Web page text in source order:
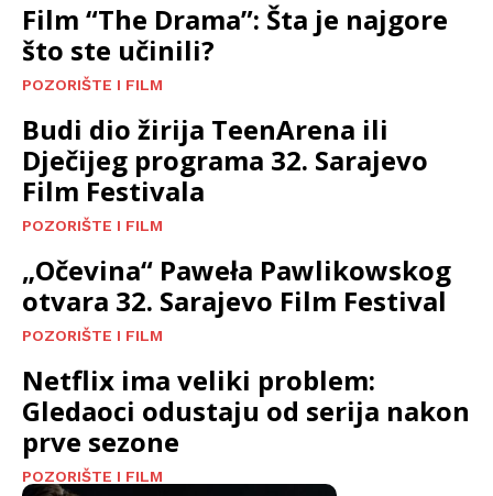
Film “The Drama”: Šta je najgore
što ste učinili?
POZORIŠTE I FILM
Budi dio žirija TeenArena ili
Dječijeg programa 32. Sarajevo
Film Festivala
POZORIŠTE I FILM
„Očevina“ Paweła Pawlikowskog
otvara 32. Sarajevo Film Festival
POZORIŠTE I FILM
Netflix ima veliki problem:
Gledaoci odustaju od serija nakon
prve sezone
POZORIŠTE I FILM